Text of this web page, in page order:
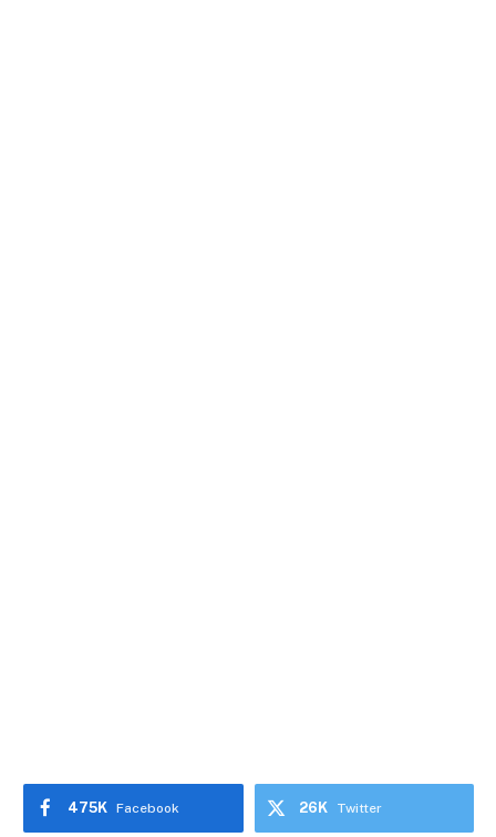
Facebook
475K Twitter
26K